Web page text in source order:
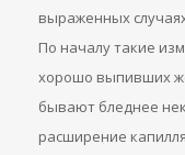
выраженных
По началу такие
хорошо выпивших
бывают бледнее
расширение